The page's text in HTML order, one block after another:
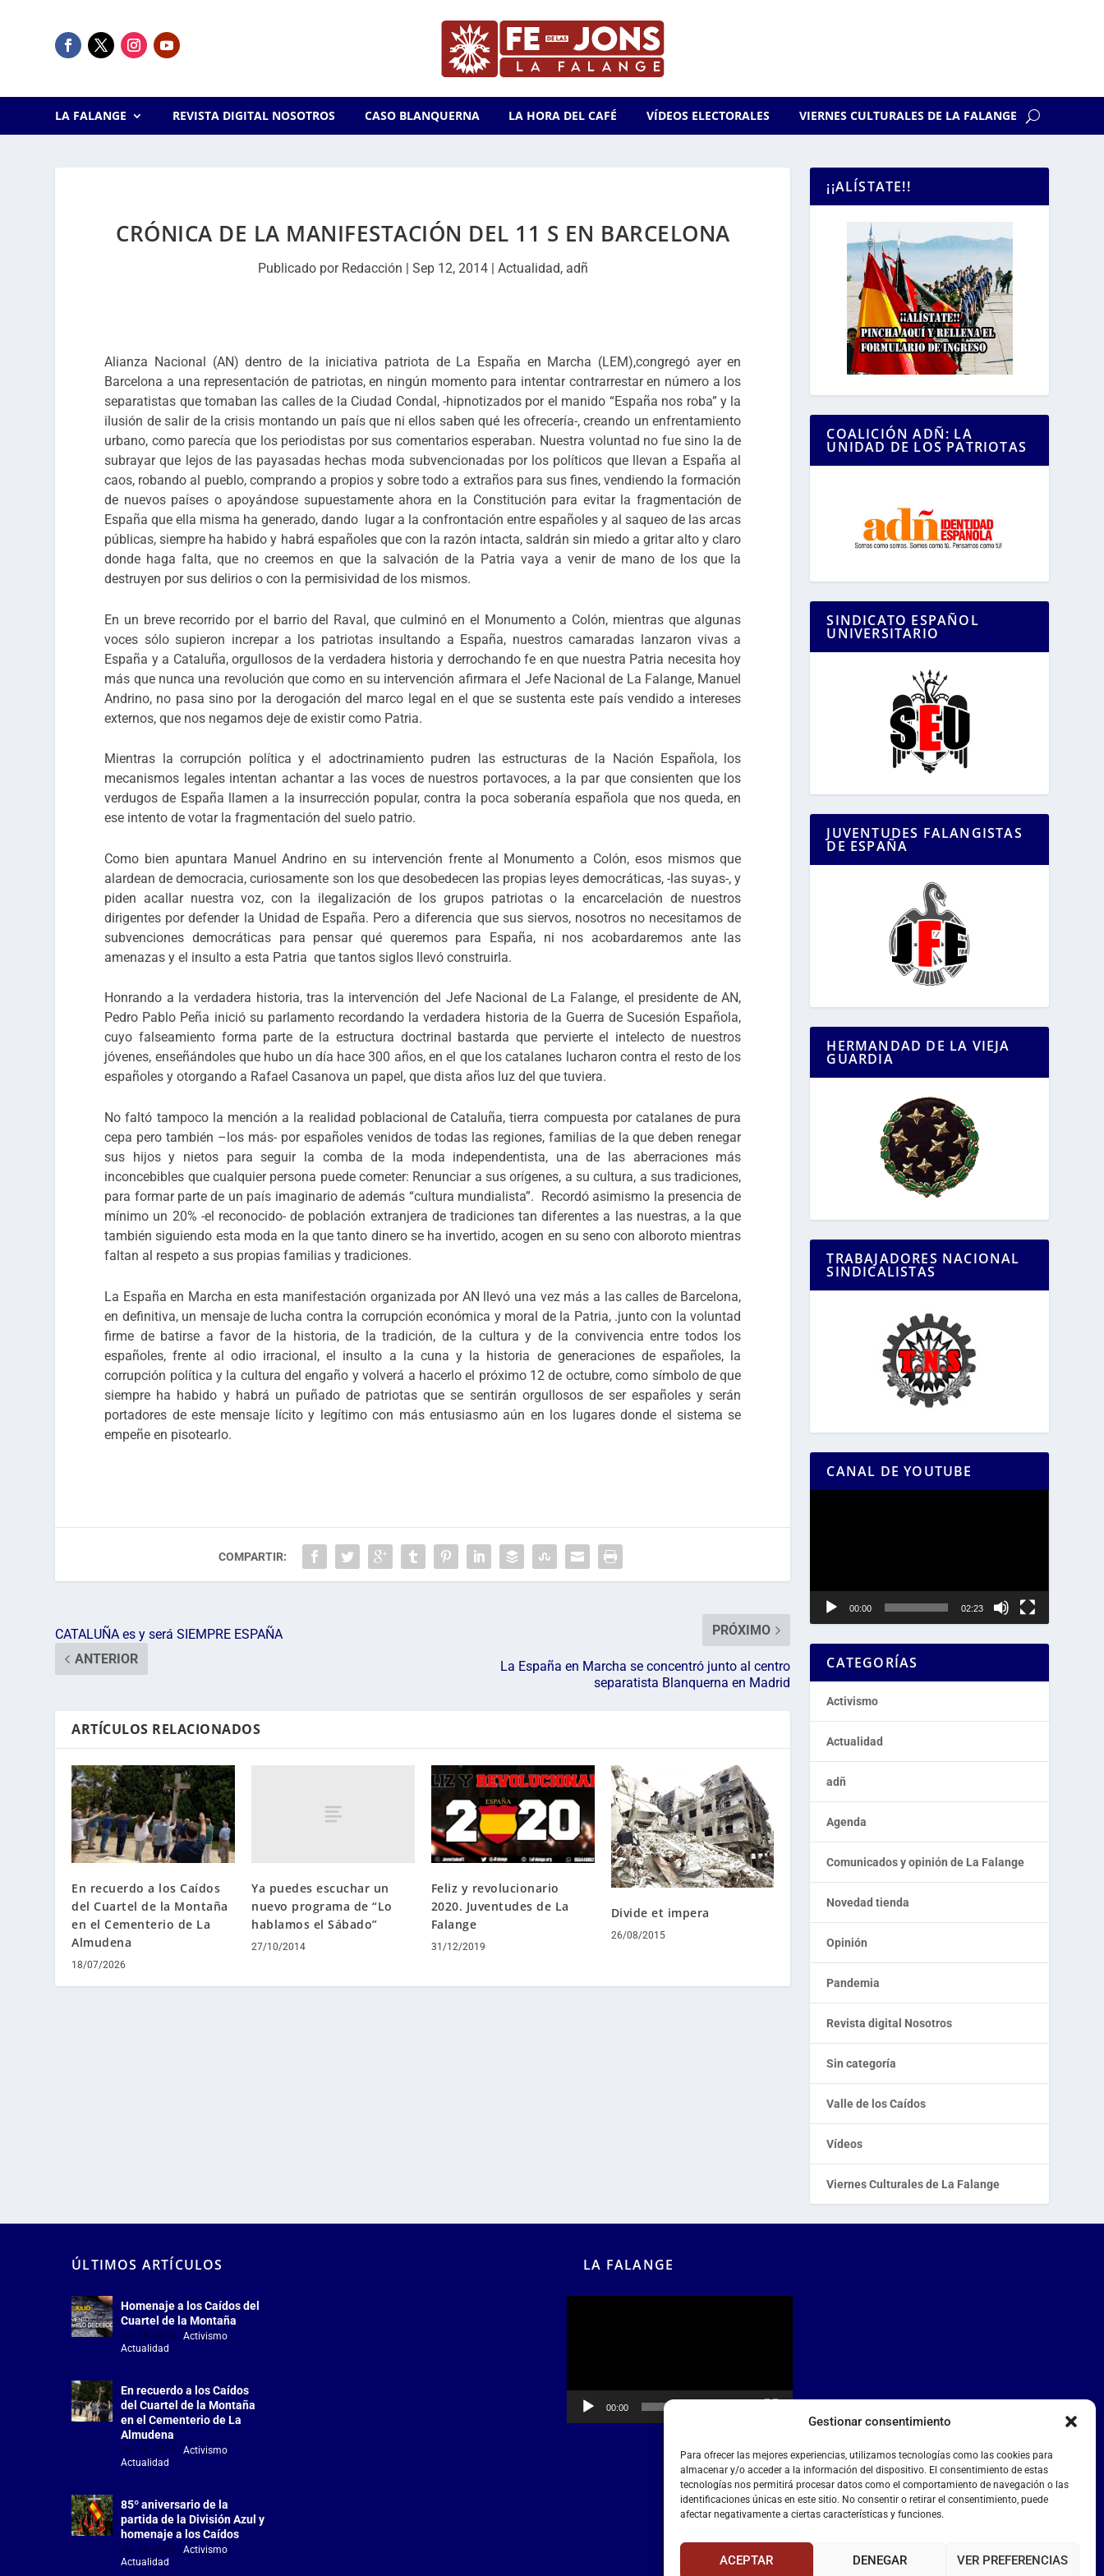
Gestionar consentimiento
Para ofrecer las mejores experiencias, utilizamos tecnologías como las cookies para
almacenar y/o acceder a la información del dispositivo. El consentimiento de estas
tecnologías nos permitirá procesar datos como el comportamiento de navegación o las
identificaciones únicas en este sitio. No consentir o retirar el consentimiento, puede
afectar negativamente a ciertas características y funciones.
ACEPTAR DENEGAR VER PREFERENCIAS
LA FALANGE REVISTA DIGITAL NOSOTROS CASO BLANQUERNA LA HORA DEL CAFÉ VÍDEOS ELECTORALES VIERNES CULTURALES DE LA FALANGE
CRÓNICA DE LA MANIFESTACIÓN DEL 11 S EN BARCELONA
Publicado por Redacción | Sep 12, 2014| Actualidad, adñ
Alianza Nacional (AN) dentro de la iniciativa patriota de La España en Marcha (LEM),congregó ayer en
Barcelona a una representación de patriotas, en ningún momento para intentar contrarrestar en número a los
separatistas que tomaban las calles de la Ciudad Condal, -hipnotizados por el manido “España nos roba” y la
ilusión de salir de la crisis montando un país que ni ellos saben qué les ofrecería-, creando un enfrentamiento
urbano, como parecía que los periodistas por sus comentarios esperaban. Nuestra voluntad no fue sino la de
subrayar que lejos de las payasadas hechas moda subvencionadas por los políticos que llevan a España al
caos, robando al pueblo, comprando a propios y sobre todo a extraños para sus fines, vendiendo la formación
de nuevos países o apoyándose supuestamente ahora en la Constitución para evitar la fragmentación de
España que ella misma ha generado, dando lugar a la confrontación entre españoles y al saqueo de las arcas
públicas, siempre ha habido y habrá españoles que con la razón intacta, saldrán sin miedo a gritar alto y claro
donde haga falta, que no creemos en que la salvación de la Patria vaya a venir de mano de los que la
destruyen por sus delirios o con la permisividad de los mismos.
En un breve recorrido por el barrio del Raval, que culminó en el Monumento a Colón, mientras que algunas
voces sólo supieron increpar a los patriotas insultando a España, nuestros camaradas lanzaron vivas a
España y a Cataluña, orgullosos de la verdadera historia y derrochando fe en que nuestra Patria necesita hoy
más que nunca una revolución que como en su intervención afirmara el Jefe Nacional de La Falange, Manuel
Andrino, no pasa sino por la derogación del marco legal en el que se sustenta este país vendido a intereses
externos, que nos negamos deje de existir como Patria.
Mientras la corrupción política y el adoctrinamiento pudren las estructuras de la Nación Española, los
mecanismos legales intentan achantar a las voces de nuestros portavoces, a la par que consienten que los
verdugos de España llamen a la insurrección popular, contra la poca soberanía española que nos queda, en
ese intento de votar la fragmentación del suelo patrio.
Como bien apuntara Manuel Andrino en su intervención frente al Monumento a Colón, esos mismos que
alardean de democracia, curiosamente son los que desobedecen las propias leyes democráticas, -las suyas-, y
piden acallar nuestra voz, con la ilegalización de los grupos patriotas o la encarcelación de nuestros
dirigentes por defender la Unidad de España. Pero a diferencia que sus siervos, nosotros no necesitamos de
subvenciones democráticas para pensar qué queremos para España, ni nos acobardaremos ante las
amenazas y el insulto a esta Patria que tantos siglos llevó construirla.
Honrando a la verdadera historia, tras la intervención del Jefe Nacional de La Falange, el presidente de AN,
Pedro Pablo Peña inició su parlamento recordando la verdadera historia de la Guerra de Sucesión Española,
cuyo falseamiento forma parte de la estructura doctrinal bastarda que pervierte el intelecto de nuestros
jóvenes, enseñándoles que hubo un día hace 300 años, en el que los catalanes lucharon contra el resto de los
españoles y otorgando a Rafael Casanova un papel, que dista años luz del que tuviera.
No faltó tampoco la mención a la realidad poblacional de Cataluña, tierra compuesta por catalanes de pura
cepa pero también –los más- por españoles venidos de todas las regiones, familias de la que deben renegar
sus hijos y nietos para seguir la comba de la moda independentista, una de las aberraciones más
inconcebibles que cualquier persona puede cometer: Renunciar a sus orígenes, a su cultura, a sus tradiciones,
para formar parte de un país imaginario de además “cultura mundialista”. Recordó asimismo la presencia de
mínimo un 20% -el reconocido- de población extranjera de tradiciones tan diferentes a las nuestras, a la que
también siguiendo esta moda en la que tanto dinero se ha invertido, acogen en su seno con alboroto mientras
faltan al respeto a sus propias familias y tradiciones.
La España en Marcha en esta manifestación organizada por AN llevó una vez más a las calles de Barcelona,
en definitiva, un mensaje de lucha contra la corrupción económica y moral de la Patria, .junto con la voluntad
firme de batirse a favor de la historia, de la tradición, de la cultura y de la convivencia entre todos los
españoles, frente al odio irracional, el insulto a la cuna y la historia de generaciones de españoles, la
corrupción política y la cultura del engaño y volverá a hacerlo el próximo 12 de octubre, como símbolo de que
siempre ha habido y habrá un puñado de patriotas que se sentirán orgullosos de ser españoles y serán
portadores de este mensaje lícito y legítimo con más entusiasmo aún en los lugares donde el sistema se
empeñe en pisotearlo.
COMPARTIR:
CATALUÑA es y será SIEMPRE ESPAÑA
ANTERIOR
PRÓXIMO
La España en Marcha se concentró junto al centro
separatista Blanquerna en Madrid
ARTÍCULOS RELACIONADOS
En recuerdo a los Caídos
del Cuartel de la Montaña
en el Cementerio de La
Almudena
18/07/2026
Ya puedes escuchar un
nuevo programa de “Lo
hablamos el Sábado”
27/10/2014
Feliz y revolucionario
2020. Juventudes de La
Falange
31/12/2019
Divide et impera
26/08/2015
¡¡ALÍSTATE!!
COALICIÓN ADÑ: LA
UNIDAD DE LOS PATRIOTAS
SINDICATO ESPAÑOL
UNIVERSITARIO
JUVENTUDES FALANGISTAS
DE ESPAÑA
HERMANDAD DE LA VIEJA
GUARDIA
TRABAJADORES NACIONAL
SINDICALISTAS
CANAL DE YOUTUBE
00:00 02:23
CATEGORÍAS
Activismo
Actualidad
adñ
Agenda
Comunicados y opinión de La Falange
Novedad tienda
Opinión
Pandemia
Revista digital Nosotros
Sin categoría
Valle de los Caídos
Vídeos
Viernes Culturales de La Falange
ÚLTIMOS ARTÍCULOS
Homenaje a los Caídos del
Cuartel de la Montaña
Jul 18, 2026 |Activismo,
Actualidad
En recuerdo a los Caídos
del Cuartel de la Montaña
en el Cementerio de La
Almudena
Jul 18, 2026 |Activismo,
Actualidad
85º aniversario de la
partida de la División Azul y
homenaje a los Caídos
Jul 15, 2026 |Activismo,
Actualidad
LA FALANGE
00:00